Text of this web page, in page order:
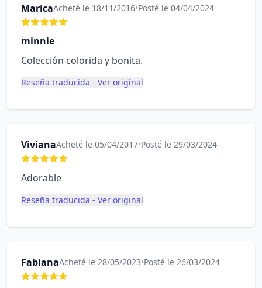
MaricaAcheté le 18/11/2016•Posté le 04/04/2024
minnie
Colección colorida y bonita.
Reseña traducida - Ver original
VivianaAcheté le 05/04/2017•Posté le 29/03/2024
Adorable
Reseña traducida - Ver original
FabianaAcheté le 28/05/2023•Posté le 26/03/2024